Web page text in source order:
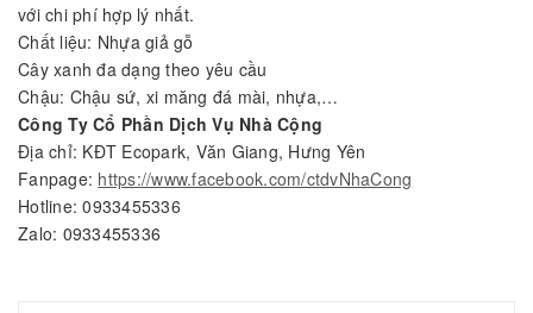
với chi phí hợp lý nhất.
Chất liệu: Nhựa giả gỗ
Cây xanh đa dạng theo yêu cầu
Chậu: Chậu sứ, xi măng đá mài, nhựa,…
Công Ty Cổ Phần Dịch Vụ Nhà Cộng
Địa chỉ: KĐT Ecopark, Văn Giang, Hưng Yên
Fanpage: https://www.facebook.com/ctdvNhaCong
Hotline: 0933455336
Zalo: 0933455336